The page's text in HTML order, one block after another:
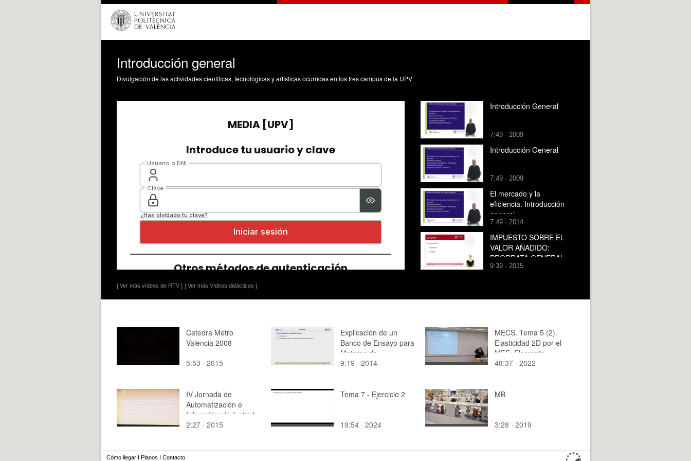
Introducción general
Divulgación de las actividades científicas, tecnológicas y artísticas ocurridas en los tres campus de la UPV
[ Ver más vídeos de RTV ] [ Ver más Vídeos didácticos ]
Introducción General
7:49 · 2009
Introducción General
7:49 · 2009
El mercado y la
eficiencia. Introducción
general.
7:49 · 2014
IMPUESTO SOBRE EL
VALOR AÑADIDO:
PRORRATA GENERAL
9:39 · 2015
Catedra Metro
Valencia 2008
5:53 · 2015
Explicación de un
Banco de Ensayo para
Motores de
Combustión Interna
9:19 · 2014
MECS. Tema 5 (2).
Elasticidad 2D por el
MEF: Elemento
triangular de
48:37 · 2022
IV Jornada de
Automatización e
Informática Industrial
2:27 · 2015
Tema 7 - Ejercicio 2
19:54 · 2024
MB
3:28 · 2019
Cómo llegar I Planos I Contacto